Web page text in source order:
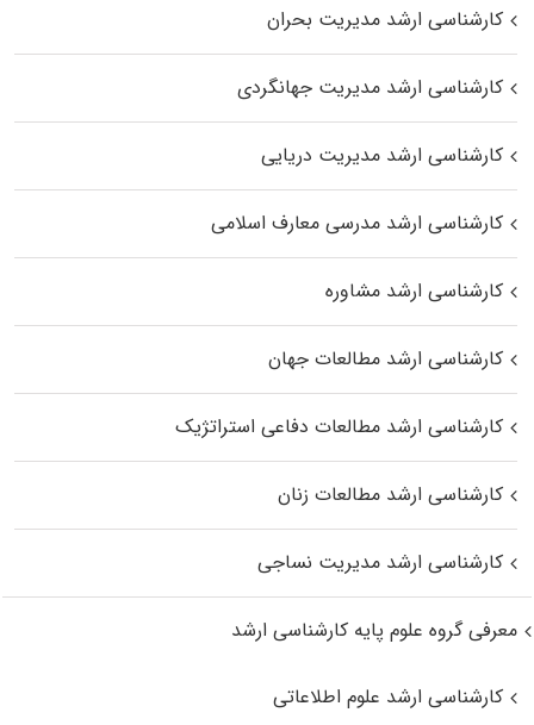
کارشناسی ارشد مدیریت بحران
کارشناسی ارشد مدیریت جهانگردی
کارشناسی ارشد مدیریت دریایی
کارشناسی ارشد مدرسی معارف اسلامی
کارشناسی ارشد مشاوره
کارشناسی ارشد مطالعات جهان
کارشناسی ارشد مطالعات دفاعی استراتژیک
کارشناسی ارشد مطالعات زنان
کارشناسی ارشد مدیریت نساجی
معرفی گروه علوم پایه کارشناسی ارشد
کارشناسی ارشد علوم اطلاعاتی